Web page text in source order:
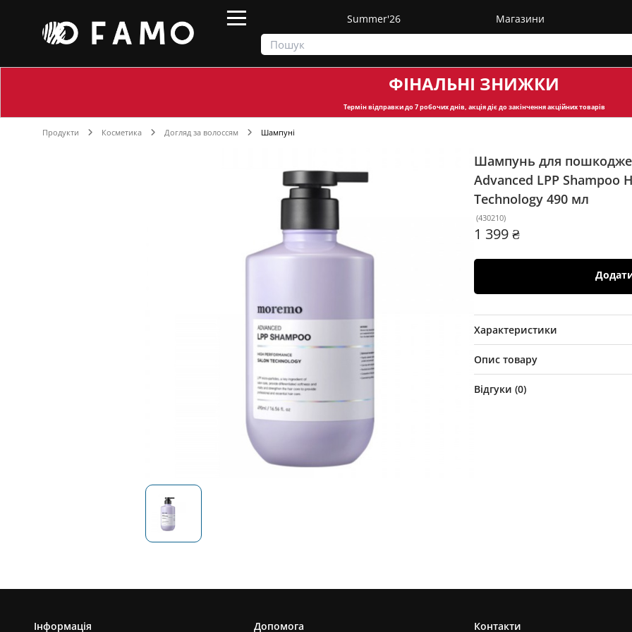
Summer'26 Магазини
ФІНАЛЬНІ ЗНИЖКИ
Термін відправкидо 7 робочих днів, акція діє до закінчення акційних товарів
Продукти Косметика Догляд за волоссям Шампуні
Шампунь для
Advanced LPP Shampoo
Technology 490 мл
(430210)
1 399 ₴
Характеристики
Опис товару
Відгуки (0)
Інформація Допомога Контакти